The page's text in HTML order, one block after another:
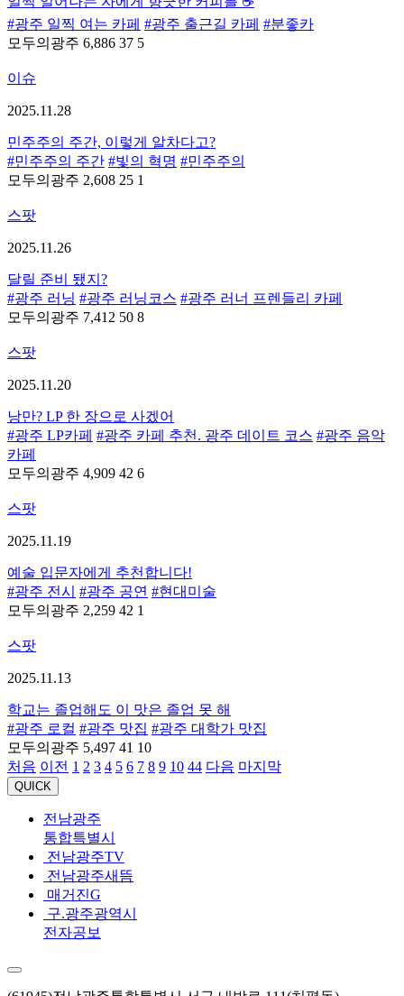
#광주 일찍 여는 카페 #광주 출근길 카페 #분좋카
모두의광주 6,886 37 5
이슈
2025.11.28
민주주의 주간, 이렇게 알차다고?
#민주주의 주간 #빛의 혁명 #민주주의
모두의광주 2,608 25 1
스팟
2025.11.26
달릴 준비 됐지?
#광주 러닝 #광주 러닝코스 #광주 러너 프렌들리 카페
모두의광주 7,412 50 8
스팟
2025.11.20
낭만? LP 한 장으로 사겠어
#광주 LP카페 #광주 카페 추천. 광주 데이트 코스 #광주 음악
카페
모두의광주 4,909 42 6
스팟
2025.11.19
예술 입문자에게 추천합니다!
#광주 전시 #광주 공연 #현대미술
모두의광주 2,259 42 1
스팟
2025.11.13
학교는 졸업해도 이 맛은 졸업 못 해
#광주 로컬 #광주 맛집 #광주 대학가 맛집
모두의광주 5,497 41 10
처음 이전 1 2 3 4 5 6 7 8 9 10 44 다음 마지막
QUICK
전남광주
통합특별시
전남광주TV
전남광주새뜸
매거진G
구.광주광역시
전자공보